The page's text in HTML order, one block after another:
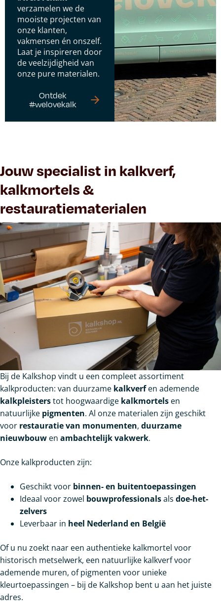
verzamelen we de
mooiste projecten van
onze klanten,
vakmensen én onszelf.
Laat je inspireren door
de veelzijdigheid van
onze pure materialen.
Ontdek
#welovekalk
Jouw specialist in kalkverf,
kalkmortels &
restauratiematerialen
Bij de Kalkshop vindt u een compleet assortiment
kalkproducten: van duurzame kalkverfen ademende
kalkpleisterstot hoogwaardige kalkmortels en
natuurlijke pigmenten. Al onze materialen zijn geschikt
voor restauratie van monumenten, duurzame
nieuwbouw en ambachtelijk vakwerk.
Onze kalkproducten zijn:
Geschikt voor binnen- en buitentoepassingen
Ideaal voor zowel bouwprofessionalsals doe-het-
zelvers
Leverbaar in heel Nederland en België
Of u nu zoekt naar een authentieke kalkmortel voor
historisch metselwerk, een natuurlijke kalkverf voor
ademende muren, of pigmenten voor unieke
kleurtoepassingen – bij de Kalkshop bent u aan het juiste
adres.